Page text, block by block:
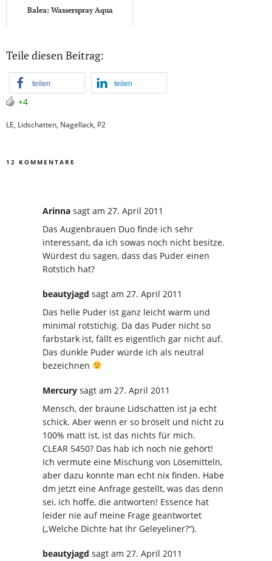
Balea: Wasserspray Aqua
Teile diesen Beitrag:
teilen teilen
+4
LE, Lidschatten, Nagellack, P2
12 KOMMENTARE
Arinna sagt am 27. April 2011
Das Augenbrauen Duo finde ich sehr
interessant, da ich sowas noch nicht besitze.
Würdest du sagen, dass das Puder einen
Rotstich hat?
beautyjagd sagt am 27. April 2011
Das helle Puder ist ganz leicht warm und
minimal rotstichig. Da das Puder nicht so
farbstark ist, fällt es eigentlich gar nicht auf.
Das dunkle Puder würde ich als neutral
bezeichnen
Mercury sagt am 27. April 2011
Mensch, der braune Lidschatten ist ja echt
schick. Aber wenn er so bröselt und nicht zu
100% matt ist, ist das nichts für mich.
CLEAR 5450? Das hab ich noch nie gehört!
Ich vermute eine Mischung von Lösemitteln,
aber dazu konnte man echt nix finden. Habe
dm jetzt eine Anfrage gestellt, was das denn
sei, ich hoffe, die antworten! Essence hat
leider nie auf meine Frage geantwortet
(„Welche Dichte hat Ihr Geleyeliner?“).
beautyjagd sagt am 27. April 2011